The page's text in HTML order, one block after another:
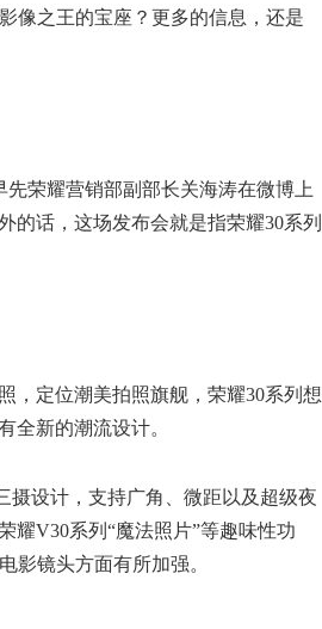
像之王的宝座？更多的信息，还是
先荣耀营销部副部长关海涛在微博上
的话，这场发布会就是指荣耀30系列
，定位潮美拍照旗舰，荣耀30系列想
全新的潮流设计。
摄设计，支持广角、微距以及超级夜
耀V30系列“魔法照片”等趣味性功
影镜头方面有所加强。